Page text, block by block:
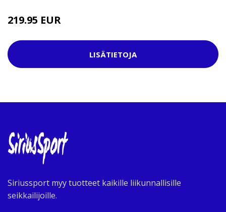
219.95 EUR
LISÄTIETOJA
Siriussport myy tuotteet kaikille liikunnallisille
seikkailijoille.